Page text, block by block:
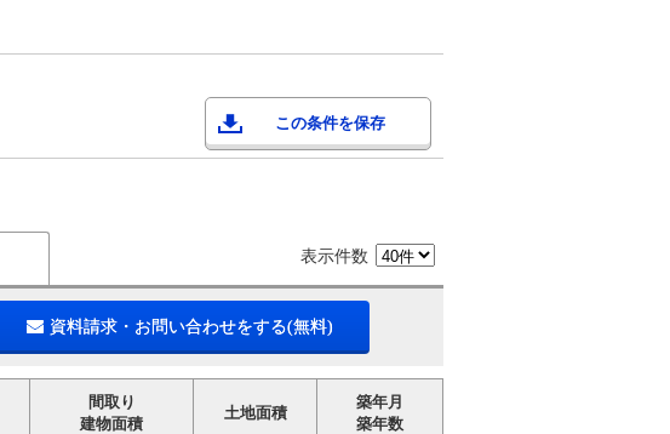
この条件を保存
表示件数
資料請求・お問い合わせをする(無料)
間取り
建物面積
土地面積
築年月
築年数